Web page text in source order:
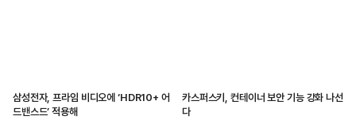
삼성전자, 프라임 비디오에 ‘HDR10+ 어
드밴스드’ 적용해
카스퍼스키, 컨테이너 보안 기능 강화 나선
다